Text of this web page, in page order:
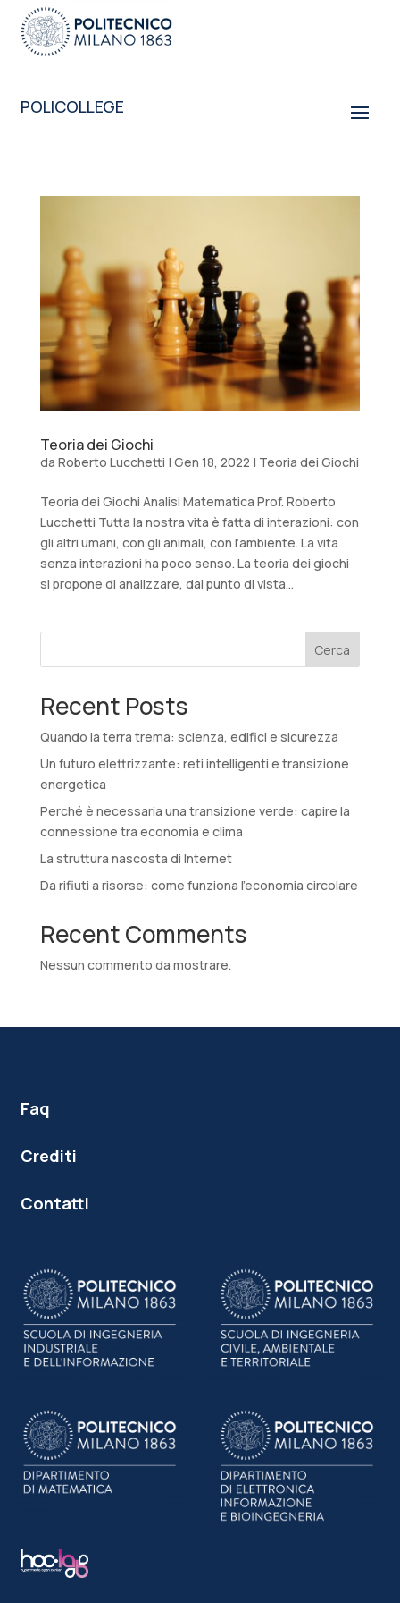
POLICOLLEGE
Teoria dei Giochi
da Roberto Lucchetti | Gen 18, 2022 | Teoria dei Giochi
Teoria dei Giochi Analisi Matematica Prof. Roberto
Lucchetti Tutta la nostra vita è fatta di interazioni: con
gli altri umani, con gli animali, con l’ambiente. La vita
senza interazioni ha poco senso. La teoria dei giochi
si propone di analizzare, dal punto di vista...
Cerca
Recent Posts
Quando la terra trema: scienza, edifici e sicurezza
Un futuro elettrizzante: reti intelligenti e transizione
energetica
Perché è necessaria una transizione verde: capire la
connessione tra economia e clima
La struttura nascosta di Internet
Da rifiuti a risorse: come funziona l’economia circolare
Recent Comments
Nessun commento da mostrare.
Faq
Crediti
Contatti